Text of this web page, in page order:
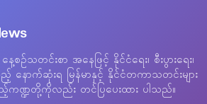
စဉ်သတင်းစာ အနေဖြင့် နိုင်ငံရေး၊ စီးပွားရေး၊
ည့် နောက်ဆုံးရ မြန်မာနှင့် နိုင်ငံတကာသတင်းများ
ကဏ္ဍတို့ကိုလည်း တင်ပြပေးထား ပါသည်။